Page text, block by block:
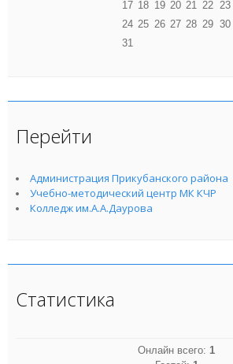
17 18 19 20 21 22 23
24 25 26 27 28 29 30
31
Перейти
Администрация Прикубанского района
Учебно-методический центр МК КЧР
Колледж им.А.А.Даурова
Статистика
Онлайн всего: 1